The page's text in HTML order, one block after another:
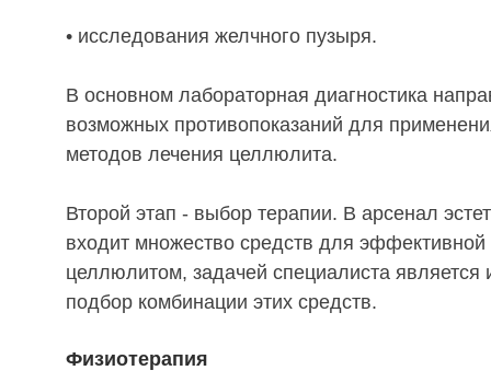
• исследования желчного пузыря.
В основном лабораторная диагностика
возможных противопоказаний для
методов лечения целлюлита.
Второй этап - выбор терапии. В арсенал
входит множество средств для
целлюлитом, задачей специалиста
подбор комбинации этих средств.
Физиотерапия